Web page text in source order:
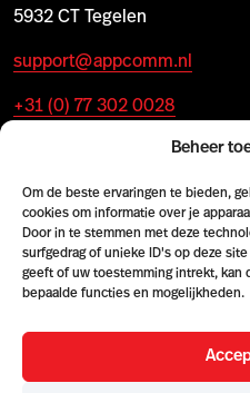
Beheer
Om de beste ervaringen te bieden,
cookies om informatie over je
Door in te stemmen met deze
surfgedrag of unieke ID's op deze
geeft of uw toestemming intrekt, kan
bepaalde functies en mogelijkheden.
5932 CT Tegelen
support@appcomm.nl
+31 (0) 77 302 0028
© 2026 AppComm